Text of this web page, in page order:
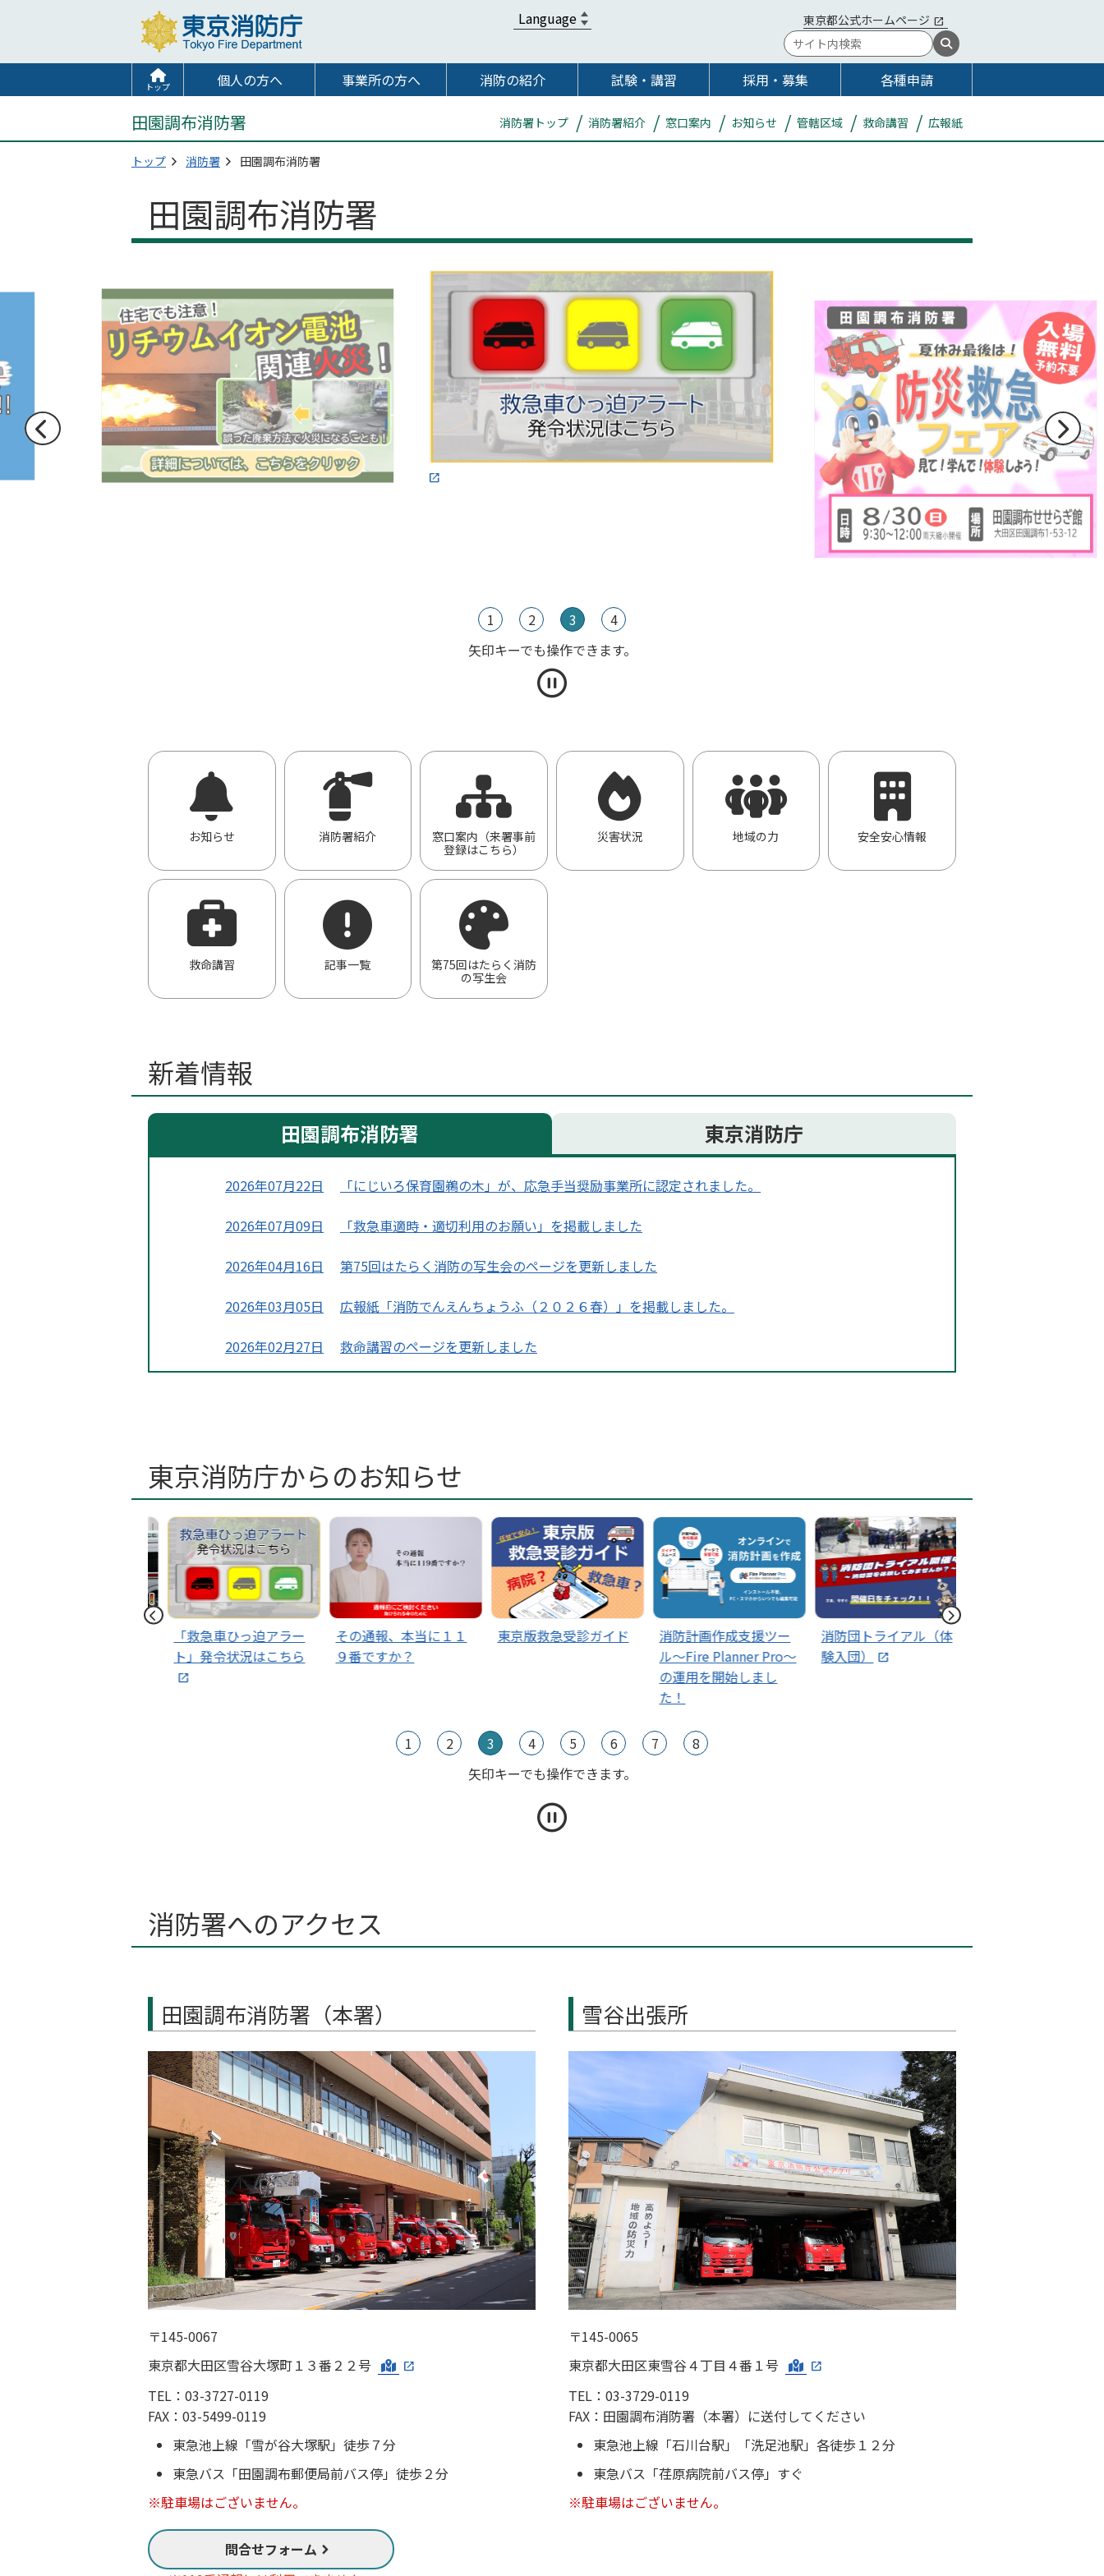
東京都公式ホームページ
トップ 個人の方へ 事業所の方へ 消防の紹介 試験・講習 採用・募集 各種申請
田園調布消防署 消防署トップ 消防署紹介 窓口案内 お知らせ 管轄区域 救命講習 広報紙
トップ 消防署 田園調布消防署
田園調布消防署
1 2 3
4
矢印キーでも操作できます。
お知らせ 消防署紹介
窓口案内（来署事前
登録はこちら）
災害状況 地域の力 安全安心情報
救命講習 記事一覧
第75回はたらく消防
の写生会
新着情報
田園調布消防署 東京消防庁
2026年07月22日 「にじいろ保育園鵜の木」が、応急手当奨励事業所に認定されました。
2026年07月09日 「救急車適時・適切利用のお願い」を掲載しました
2026年04月16日 第75回はたらく消防の写生会のページを更新しました
2026年03月05日 広報紙「消防でんえんちょうふ（２０２６春）」を掲載しました。
2026年02月27日 救命講習のページを更新しました
2025年11月13日 自衛消防隊の活動審査を実施しました
2025年05月23日 お知らせのページを更新しました
東京消防庁からのお知らせ
「救急車ひっ迫アラー
ト」発令状況はこちら
その通報、本当に１１
９番ですか？
東京版救急受診ガイド
消防計画作成支援ツー
ル～Fire Planner Pro～
の運用を開始しまし
た！
消防団トライアル（体
験入団）
1 2 3 4 5 6 7
8
矢印キーでも操作できます。
消防署へのアクセス
田園調布消防署（本署）
〒145-0067
東京都大田区雪谷大塚町１３番２２号
TEL：03-3727-0119
FAX：03-5499-0119
東急池上線「雪が谷大塚駅」徒歩７分
東急バス「田園調布郵便局前バス停」徒歩２分
※駐車場はございません。
問合せフォーム
雪谷出張所
〒145-0065
東京都大田区東雪谷４丁目４番１号
TEL：03-3729-0119
FAX：田園調布消防署（本署）に送付してください
東急池上線「石川台駅」「洗足池駅」各徒歩１２分
東急バス「荏原病院前バス停」すぐ
※駐車場はございません。